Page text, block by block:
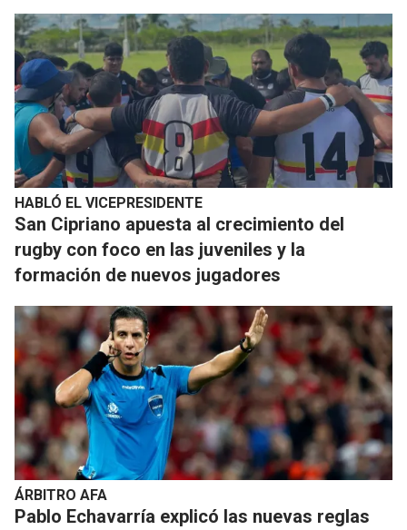
HABLÓ EL VICEPRESIDENTE
San Cipriano apuesta al crecimiento del
rugby con foco en las juveniles y la
formación de nuevos jugadores
ÁRBITRO AFA
Pablo Echavarría explicó las nuevas reglas